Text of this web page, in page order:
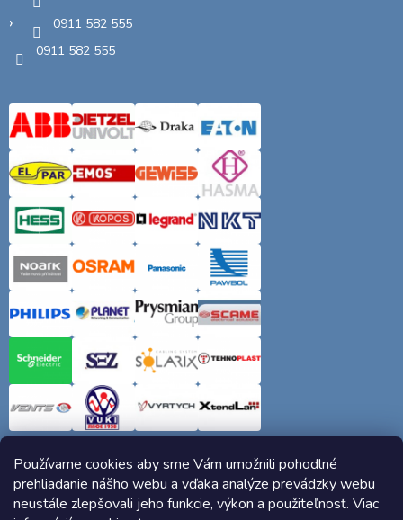
Používame cookies aby sme Vám umožnili pohodlné
prehliadanie nášho webu a vďaka analýze prevádzky webu
neustále zlepšovali jeho funkcie, výkon a použiteľnosť. Viac
0911 582 555
0911 582 555